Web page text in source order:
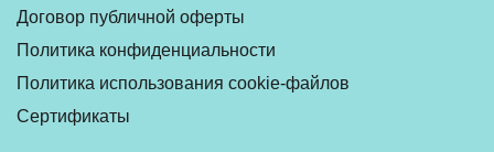
Договор публичной оферты
Политика конфиденциальности
Политика использования cookie-файлов
Сертификаты